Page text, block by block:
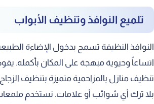
تلميع النوافذ وتنظيف الأبواب
النوافذ النظيفة تسمح بدخول الإضاءة
اتساعاً وحيوية مبهجة على المكان بأكمله.
تنظيف منازل بالمزاحمية متميزة بتنظيف
بلا ترك أي شوائب أو علامات. نستخدم ملمعات